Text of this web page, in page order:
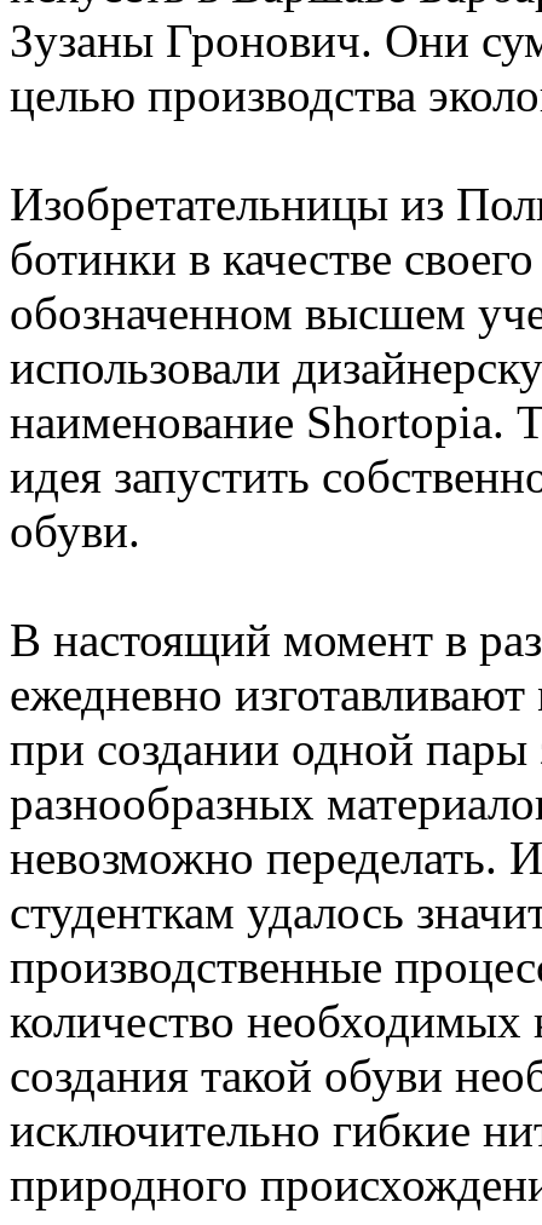
Зузаны Гронович. Они
целью производства
Изобретательницы из
ботинки в качестве
обозначенном высшем
использовали
наименование Shortopia.
идея запустить
обуви.
В настоящий момент в
ежедневно
при создании одной пары
разнообразных
невозможно переделать.
студенткам удалось
производственные
количество
создания такой обуви
исключительно гибкие
природного